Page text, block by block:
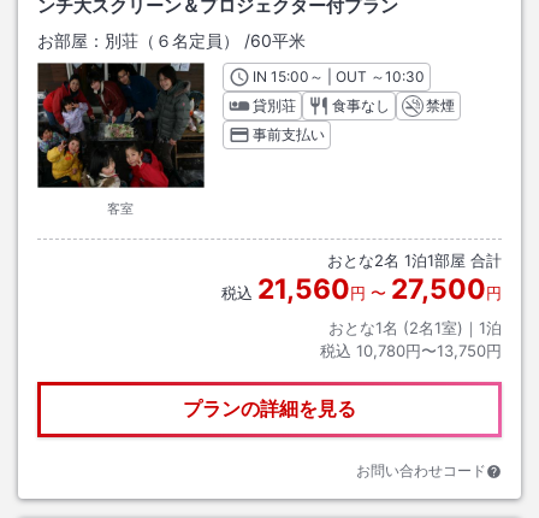
ンチ大スクリーン＆プロジェクター付プラン
お部屋： 別荘（６名定員） /60平米
客室
INチェックイン
15:00 ～ | OUT チェックアウト
～10:30
貸別荘
食事なし
禁煙
事前支払い
おとな2名 1泊1部屋 合計
税込 21,560円 〜 27,500円
おとな1名 (2名1室)｜ 1泊
税込 10,780円〜13,750円
プランの詳細を見る
お問い合わせコード